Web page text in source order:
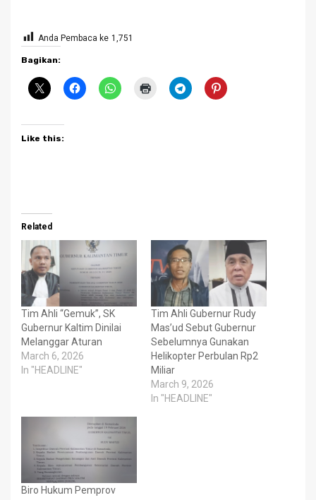
Anda Pembaca ke 1,751
Bagikan:
Like this:
Related
Tim Ahli “Gemuk”, SK
Gubernur Kaltim Dinilai
Melanggar Aturan
March 6, 2026
In "HEADLINE"
Tim Ahli Gubernur Rudy
Mas’ud Sebut Gubernur
Sebelumnya Gunakan
Helikopter Perbulan Rp2
Miliar
March 9, 2026
In "HEADLINE"
Biro Hukum Pemprov